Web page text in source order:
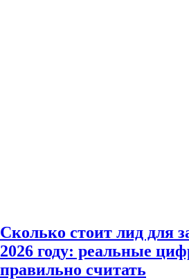
Сколько стоит лид для
2026 году: реальные
правильно считать